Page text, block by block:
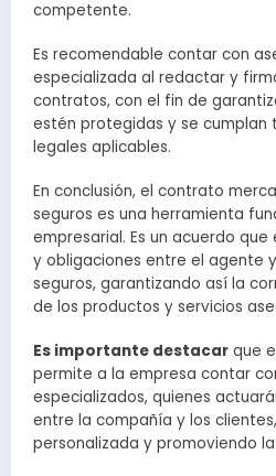
competente.
Es recomendable contar con
especializada al redactar y
contratos, con el fin de
estén protegidas y se cumplan
legales aplicables.
En conclusión, el contrato
seguros es una herramienta
empresarial. Es un acuerdo
y obligaciones entre el agente
seguros, garantizando así la
de los productos y servicios
Es importante destacar que
permite a la empresa contar
especializados, quienes
entre la compañía y los
personalizada y promoviendo